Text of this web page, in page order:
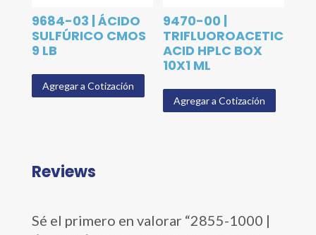
9684-03 | ÁCIDO
SULFÚRICO CMOS
9 LB
Agregar a Cotización
9470-00 |
TRIFLUOROACETIC
ACID HPLC BOX
10X1 ML
Agregar a Cotización
Reviews
Sé el primero en valorar “2855-1000 |